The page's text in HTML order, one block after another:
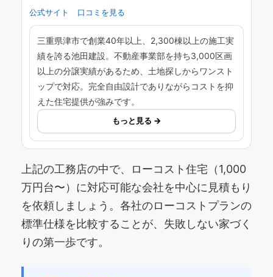
公式サイト 口コミを見る
三重県津市で創業40年以上、2,300棟以上の施工実
績を誇る池田建設。不動産事業部を持ち3,000区画
以上の分譲実績があるため、土地探しからワンスト
ップで対応。完全自由設計でありながらコストを抑
えた住宅提供が強みです。
もっと見る →
上記の工務店の中で、ローコスト住宅（1,000
万円台〜）に対応可能な会社を中心に見積もり
を依頼しましょう。各社のローコストプランの
標準仕様を比較することが、失敗しない家づく
りの第一歩です。